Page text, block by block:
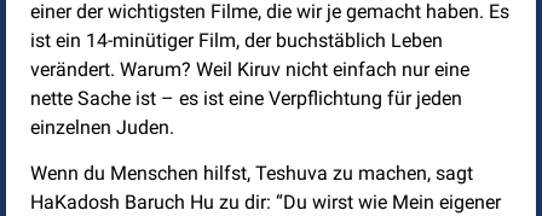
einer der wichtigsten Filme, die wir je gemacht haben. Es
ist ein 14-minütiger Film, der buchstäblich Leben
verändert. Warum? Weil Kiruv nicht einfach nur eine
nette Sache ist – es ist eine Verpflichtung für jeden
einzelnen Juden.
Wenn du Menschen hilfst, Teshuva zu machen, sagt
HaKadosh Baruch Hu zu dir: “Du wirst wie Mein eigener